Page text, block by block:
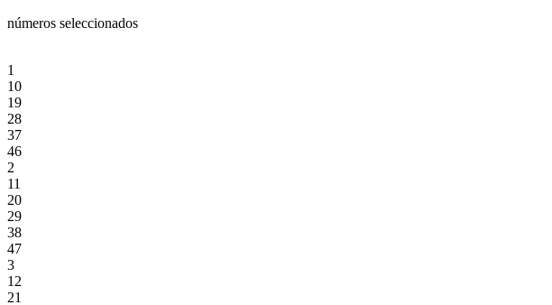
números seleccionados
1
10
19
28
37
46
2
11
20
29
38
47
3
12
21